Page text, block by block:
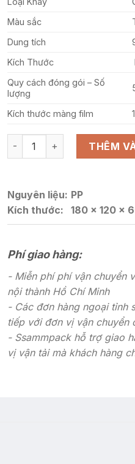
Màu sắc
Dung tích
Kích Thước
Quy cách đóng gói – Số
lượng
Kích thước màng film
KHAY NHỰA G-12186 MÀU
THÊM
Nguyên liệu: PP
Kích thước:
180 x 120 x
Phí giao hàng:
- Miễn phí phí vận chuyển
nội thành Hồ Chí Minh
- Các đơn hàng ngoại tỉnh
tiếp với đơn vị vận chuyển
- Ssammpack hỗ trợ giao
vị vận tải mà khách hàng